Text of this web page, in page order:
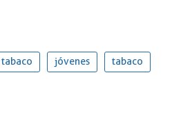
jóvenes tabaco